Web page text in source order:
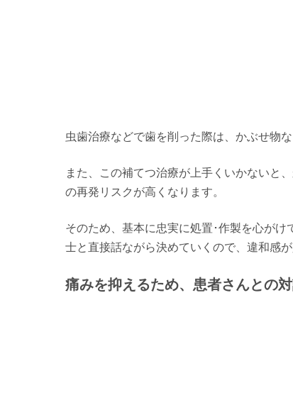
虫歯治療などで歯を削った際は、かぶせ物
また、この補てつ治療が上手くいかないと
の再発リスクが高くなります。
そのため、基本に忠実に処置･作製を心が
士と直接話ながら決めていくので、違和感
痛みを抑えるため、患者さんとの